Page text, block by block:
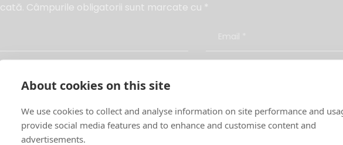
Câmpurile obligatorii sunt marcate cu *
About cookies on this site
We use cookies to collect and analyse information on site performance and
provide social media features and to enhance and customise content and
advertisements.